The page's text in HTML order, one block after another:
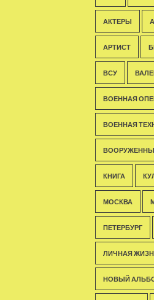
АКТЕРЫ
АРТИСТ
ВСУ
ВОЕННАЯ
ВОЕННАЯ
КНИГА
МОСКВА
ПЕТЕРБУРГ
ЛИЧНАЯ
НОВЫЙ